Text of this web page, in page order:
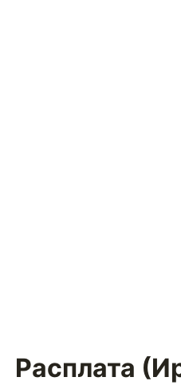
Расплата